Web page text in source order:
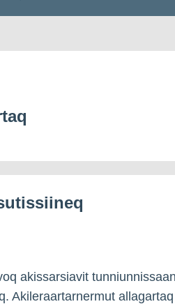
akissarsiavit
Akileraartarnermut allagartaq